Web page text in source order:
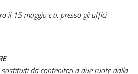
il 15 maggio c.a. presso gli uffici
da contenitori a due ruote dalla